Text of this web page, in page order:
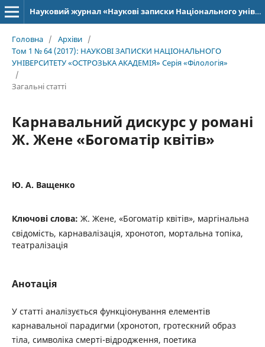
Науковий журнал «Наукові записки Національного університету «Острозька академія»: серія «Філологія»
Головна / Архіви /
Том 1 № 64 (2017): НАУКОВІ ЗАПИСКИ НАЦІОНАЛЬНОГО
УНІВЕРСИТЕТУ «ОСТРОЗЬКА АКАДЕМІЯ» Серія «Філологія»
/
Загальні статті
Карнавальний дискурс у романі
Ж. Жене «Богоматір квітів»
Ю. А. Ващенко
Ключові слова: Ж. Жене, «Богоматір квітів», маргінальна
свідомість, карнавалізація, хронотоп, мортальна топіка,
театралізація
Анотація
У статті аналізується функціонування елементів
карнавальної парадигми (хронотоп, гротескний образ
тіла, символіка смерті-відродження, поетика